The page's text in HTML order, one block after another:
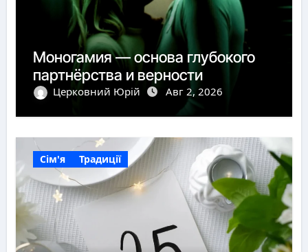
Моногамия — основа глубокого
партнёрства и верности
Церковний Юрій Авг 2, 2026
Сім'я Традиції